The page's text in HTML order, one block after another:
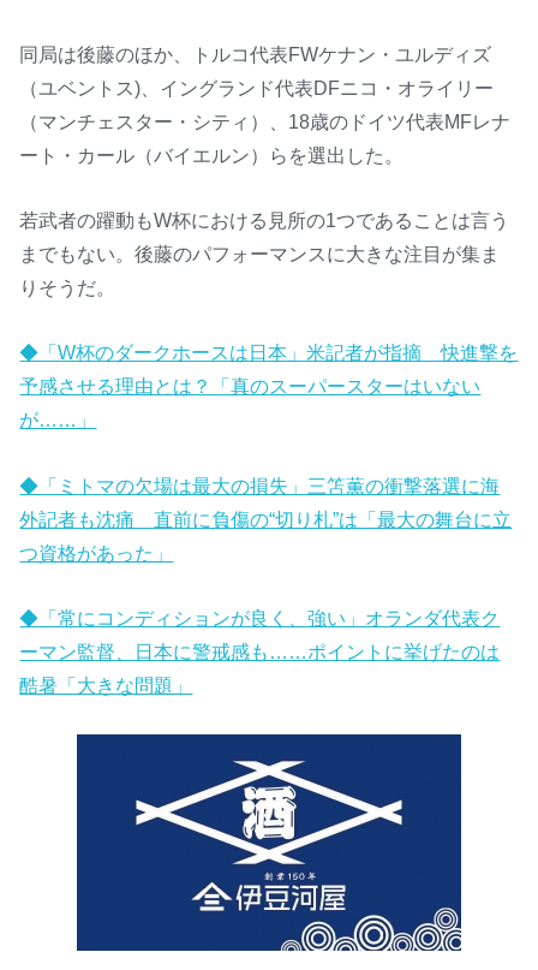
同局は後藤のほか、トルコ代表FWケナン・ユルディズ
（ユベントス)、イングランド代表DFニコ・オライリー
（マンチェスター・シティ）、18歳のドイツ代表MFレナ
ート・カール（バイエルン）らを選出した。
若武者の躍動もW杯における見所の1つであることは言う
までもない。後藤のパフォーマンスに大きな注目が集ま
りそうだ。
◆「W杯のダークホースは日本」米記者が指摘 快進撃を
予感させる理由とは？「真のスーパースターはいない
が……」
◆「ミトマの欠場は最大の損失」三笘薫の衝撃落選に海
外記者も沈痛 直前に負傷の“切り札”は「最大の舞台に立
つ資格があった」
◆「常にコンディションが良く、強い」オランダ代表ク
ーマン監督、日本に警戒感も……ポイントに挙げたのは
酷暑「大きな問題」